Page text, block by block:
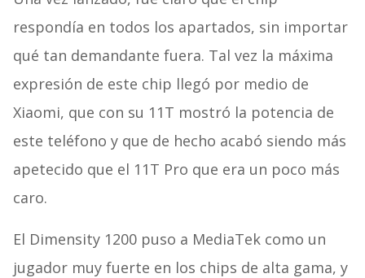
respondía en todos los apartados, sin importar
qué tan demandante fuera. Tal vez la máxima
expresión de este chip llegó por medio de
Xiaomi, que con su 11T mostró la potencia de
este teléfono y que de hecho acabó siendo más
apetecido que el 11T Pro que era un poco más
caro.
El Dimensity 1200 puso a MediaTek como un
jugador muy fuerte en los chips de alta gama, y